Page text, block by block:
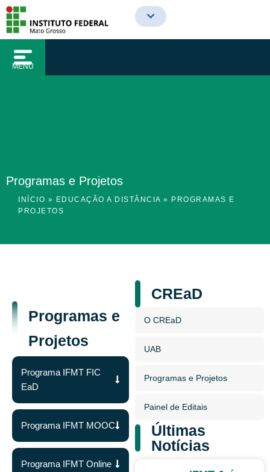
conteúdo
para
conteúdo
MENU
Programas e Projetos
INÍCIO » EDUCAÇÃO A DISTÂNCIA » PROGRAMAS E
PROJETOS
Programas e
Projetos
Programa IFMT FIC
EaD
Programa IFMT MOOC
Programa IFMT Online
CREaD
O CREaD
UAB
Programas e Projetos
Painel de Editais
Últimas
Notícias